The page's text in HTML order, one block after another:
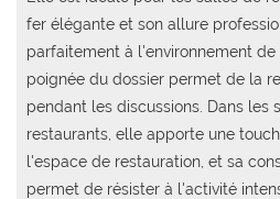
fer élégante et son allure
parfaitement à l'environnement
poignée du dossier permet de la
pendant les discussions. Dans les
restaurants, elle apporte une
l'espace de restauration, et sa
permet de résister à l'activité